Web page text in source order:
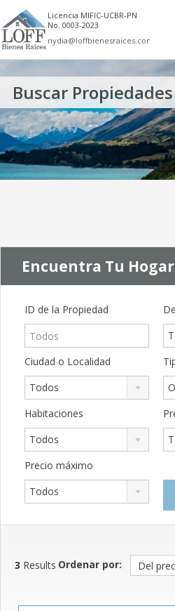
Licencia MIFIC-UCBR-PN
No. 0003-2023
nydia@loffbienesraices.com
Buscar Propiedades
Encuentra Tu Hogar
ID de la Propiedad
Ciudad o Localidad
Todos
Habitaciones
Todos
Precio máximo
Todos
3 Results Ordenar por: